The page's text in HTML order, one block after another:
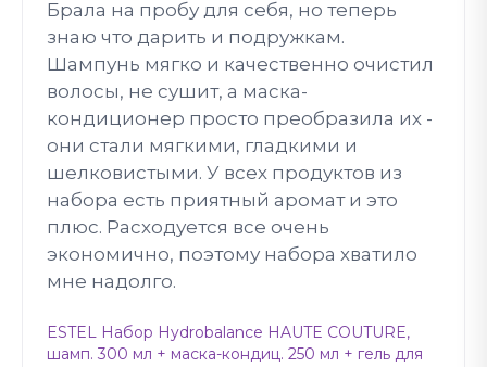
Брала на пробу для себя, но теперь
знаю что дарить и подружкам.
Шампунь мягко и качественно очистил
волосы, не сушит, а маска-
кондиционер просто преобразила их -
они стали мягкими, гладкими и
шелковистыми. У всех продуктов из
набора есть приятный аромат и это
плюс. Расходуется все очень
экономично, поэтому набора хватило
мне надолго.
ESTEL Набор Hydrobalance HAUTE COUTURE,
шамп. 300 мл + маска-кондиц. 250 мл + гель для